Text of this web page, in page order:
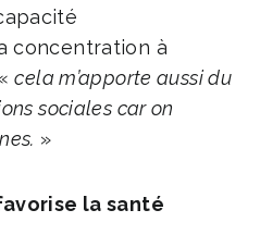
concentration à
cela m’apporte aussi du
sociales car on
»
la santé